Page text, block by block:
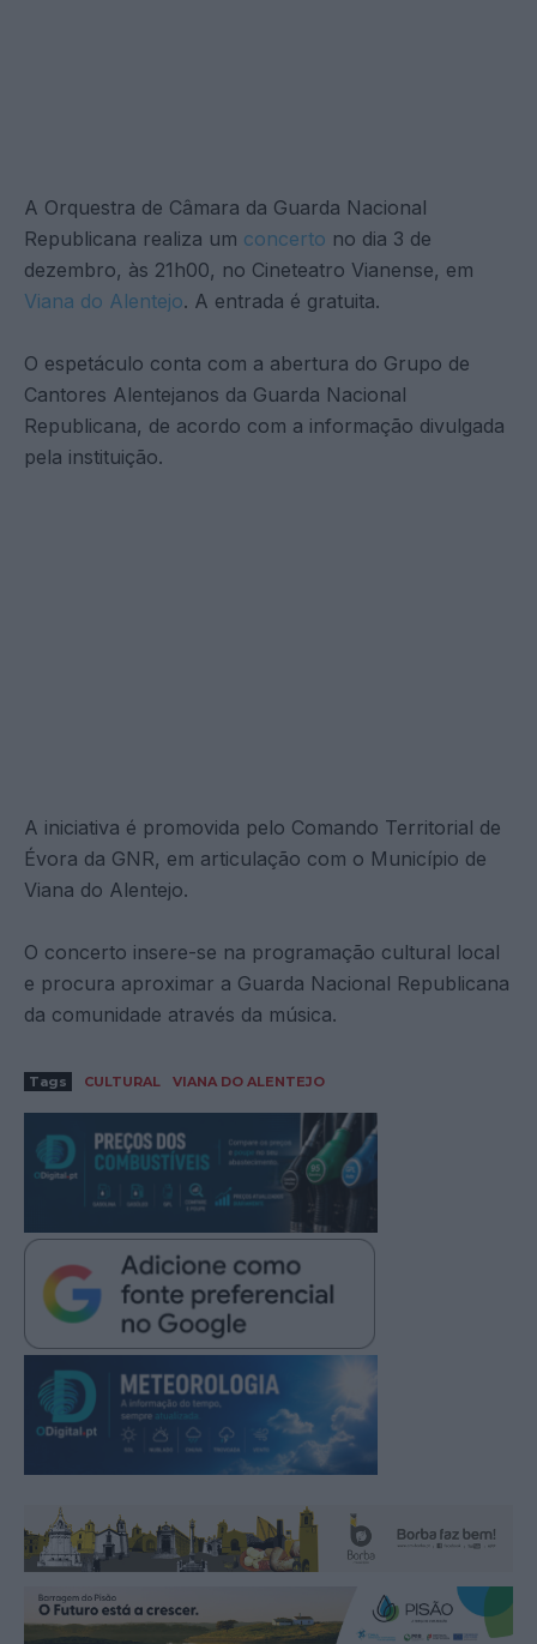
A Orquestra de Câmara da Guarda Nacional
Republicana realiza um concerto no dia 3 de
dezembro, às 21h00, no Cineteatro Vianense, em
Viana do Alentejo. A entrada é gratuita.
O espetáculo conta com a abertura do Grupo de
Cantores Alentejanos da Guarda Nacional
Republicana, de acordo com a informação divulgada
pela instituição.
A iniciativa é promovida pelo Comando Territorial de
Évora da GNR, em articulação com o Município de
Viana do Alentejo.
O concerto insere-se na programação cultural local
e procura aproximar a Guarda Nacional Republicana
da comunidade através da música.
Tags CULTURAL VIANA DO ALENTEJO